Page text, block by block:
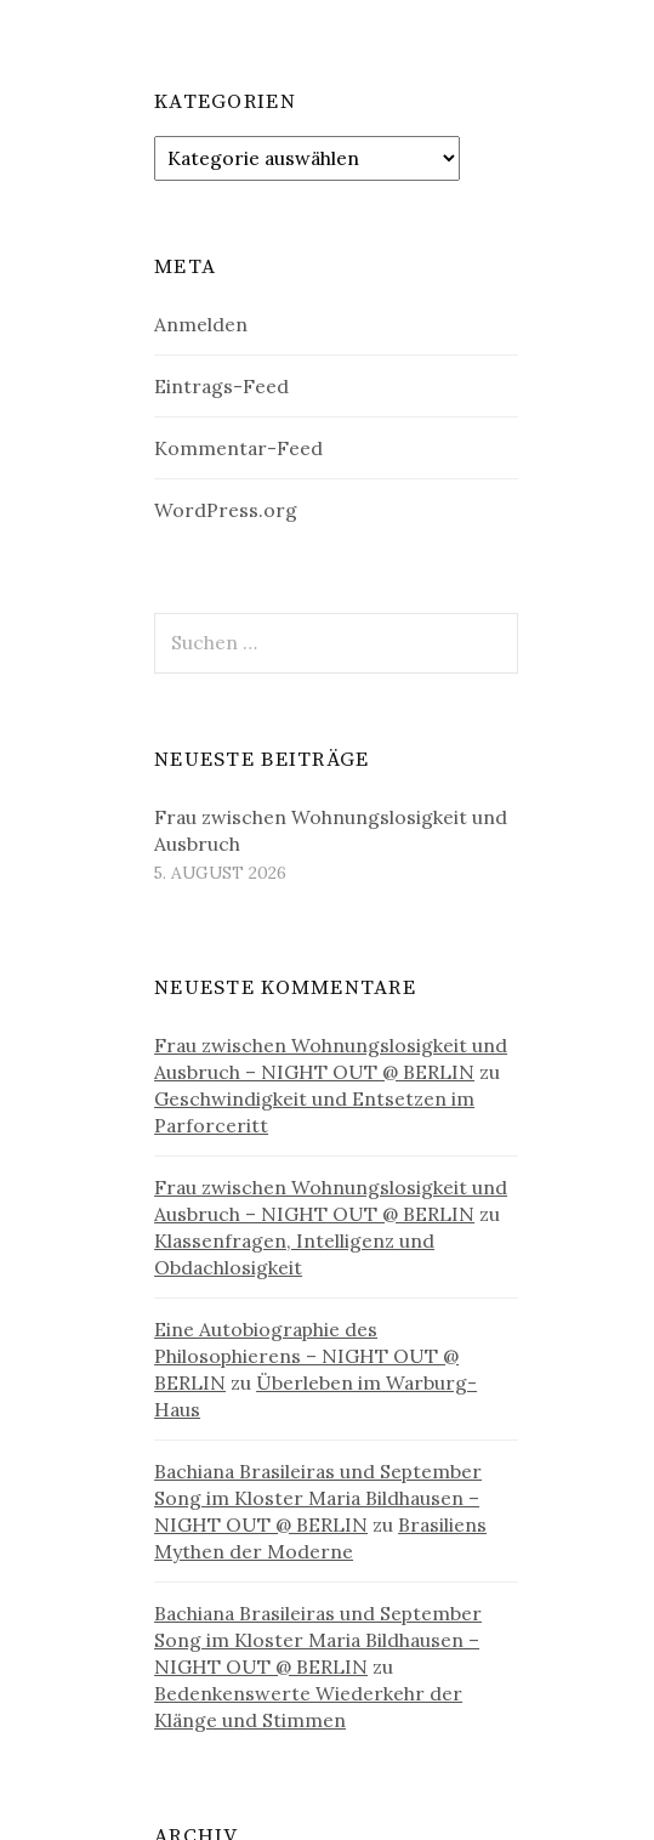
KATEGORIEN
Kategorien
META
Anmelden
Eintrags-Feed
Kommentar-Feed
WordPress.org
nach:
NEUESTE BEITRÄGE
Frau zwischen Wohnungslosigkeit und
Ausbruch
5. AUGUST 2026
NEUESTE KOMMENTARE
Frau zwischen Wohnungslosigkeit und
Ausbruch – NIGHT OUT @ BERLIN zu
Geschwindigkeit und Entsetzen im
Parforceritt
Frau zwischen Wohnungslosigkeit und
Ausbruch – NIGHT OUT @ BERLIN zu
Klassenfragen, Intelligenz und
Obdachlosigkeit
Eine Autobiographie des
Philosophierens – NIGHT OUT @
BERLIN zu Überleben im Warburg-
Haus
Bachiana Brasileiras und September
Song im Kloster Maria Bildhausen –
NIGHT OUT @ BERLIN zu Brasiliens
Mythen der Moderne
Bachiana Brasileiras und September
Song im Kloster Maria Bildhausen –
NIGHT OUT @ BERLIN zu
Bedenkenswerte Wiederkehr der
Klänge und Stimmen